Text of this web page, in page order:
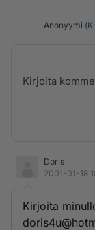
Anonyymi (
Doris
2001-01-18
Kirjoita